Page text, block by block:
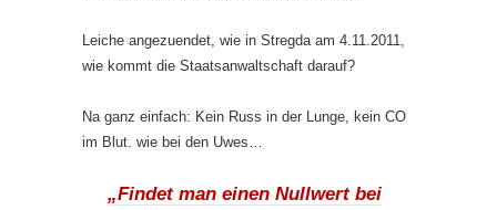
Leiche angezuendet, wie in Stregda am 4.11.2011,
wie kommt die Staatsanwaltschaft darauf?
Na ganz einfach: Kein Russ in der Lunge, kein CO
im Blut. wie bei den Uwes…
„Findet man einen Nullwert bei